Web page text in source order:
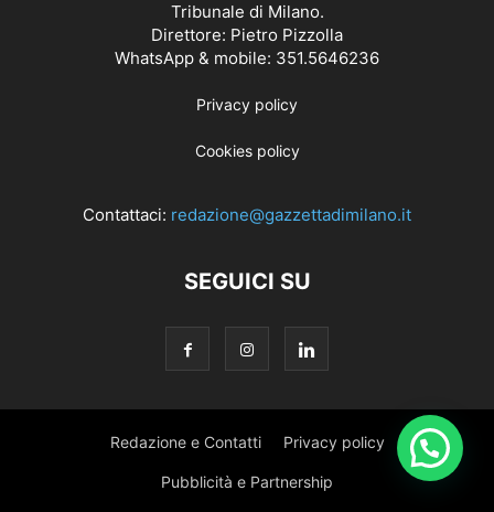
Tribunale di Milano.
Direttore: Pietro Pizzolla
WhatsApp & mobile: 351.5646236
Privacy policy
Cookies policy
Contattaci: redazione@gazzettadimilano.it
SEGUICI SU
Redazione e Contatti Privacy policy
Pubblicità e Partnership